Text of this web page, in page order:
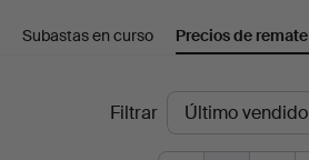
RA
Norrköping
Subastas en curso Precios de remate
Filtrar